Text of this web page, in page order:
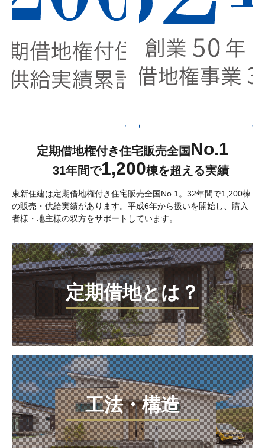
定期借地権付き住宅販売全国 No.1
31年間で1,200棟を超える実績
東新住建は定期借地権付き住宅販売全国No.1。32年間で1,200棟
の販売・供給実績があります。平成6年から扱いを開始し、購入
者様・地主様の双方をサポートしています。
定期借地とは？
工法・構造